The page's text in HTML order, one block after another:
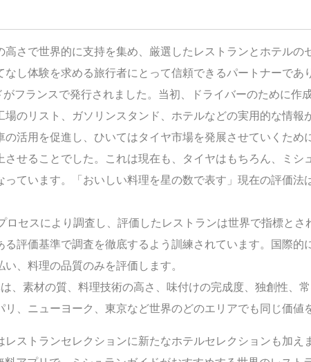
さで世界的に支持を集め、厳選したレストランとホテルの
し体験を求める旅行者にとって信頼できるパートナーであ
フランスで発行されました。当初、ドライバーのために作
のリスト、ガソリンスタンド、ホテルなどの実用的な情報
活用を促進し、ひいてはタイヤ市場を発展させていくため
せることでした。これは現在も、タイヤはもちろん、ミシ
ています。「おいしい料理を星の数で表す」現在の評価法
セスにより調査し、評価したレストランは世界で指標とさ
評価基準で調査を徹底するよう訓練されています。国際的
、料理の品質のみを評価します。
、素材の質、料理技術の高さ、味付けの完成度、独創性、
、ニューヨーク、東京など世界のどのエリアでも同じ価値
ストランセレクションに新たなホテルセレクションも加え